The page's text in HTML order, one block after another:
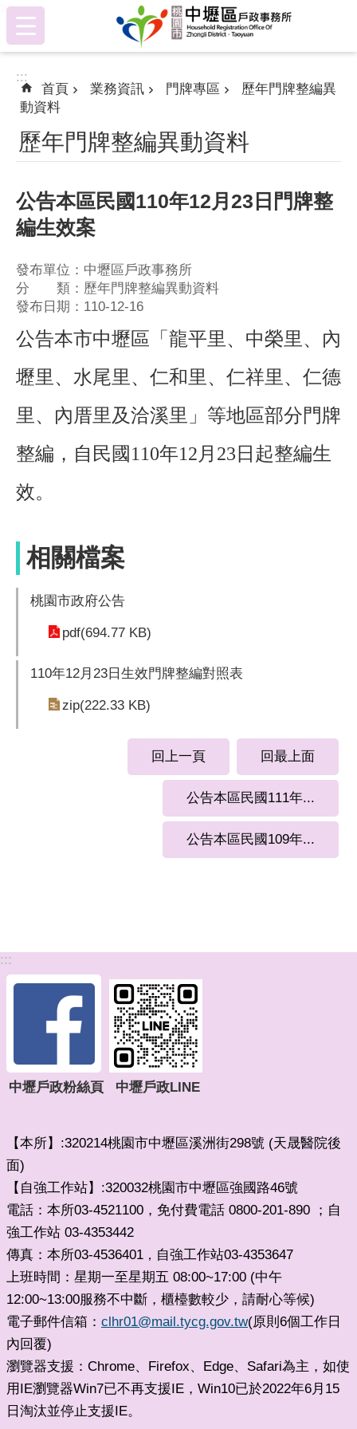
跳到主要內容區塊
:::
:::
首頁 業務資訊 門牌專區
歷年門牌整編異
動資料
歷年門牌整編異動資料
公告本區民國110年12月23日門牌整
編生效案
發布單位：中壢區戶政事務所
分 類：歷年門牌整編異動資料
發布日期：110-12-16
公告本市中壢區「龍平里、中榮里、內
壢里、水尾里、仁和里、仁祥里、仁德
里、內厝里及洽溪里」等地區部分門牌
整編，自民國110年12月23日起整編生
效。
相關檔案
桃園市政府公告
pdf(694.77 KB)
110年12月23日生效門牌整編對照表
zip(222.33 KB)
回上一頁 回最上面
公告本區民國111年...
公告本區民國109年...
:::
中壢戶政粉絲頁 中壢戶政LINE
【本所】:320214桃園市中壢區溪洲街298號 (天晟醫院後
面)
【自強工作站】:320032桃園市中壢區強國路46號
電話：本所03-4521100，免付費電話 0800-201-890 ；自
強工作站 03-4353442
傳真：本所03-4536401 ， 自強工作站03-4353647
上班時間：星期一至星期五 08:00~17:00 (中午
12:00~13:00服務不中斷，櫃檯數較少，請耐心等候)
電子郵件信箱： clhr01@mail.tycg.gov.tw(原則6個工作日
內回覆)
瀏覽器支援：Chrome、Firefox、Edge、Safari為主，如使
用IE瀏覽器Win7已不再支援IE，Win10已於2022年6月15
日淘汰並停止支援IE。